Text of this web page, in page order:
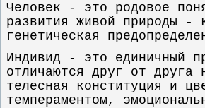
Человек - это родовое
развития живой природы -
генетическая
Индивид - это единичный
отличаются друг от друга
телесная конституция и
темпераментом,